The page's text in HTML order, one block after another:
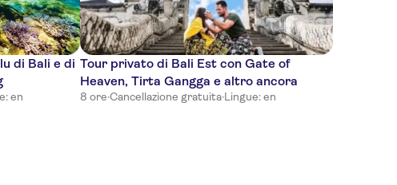
di Bali e di
en
Tour privato di Bali Est con Gate of
Heaven, Tirta Gangga e altro ancora
8 ore·Cancellazione gratuita·Lingue: en